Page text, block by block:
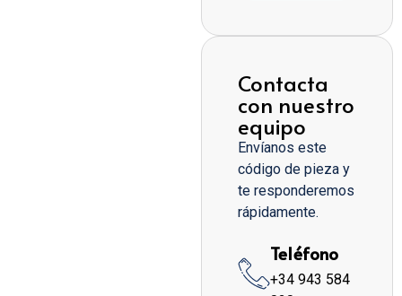
Contacta
con nuestro
equipo
Envíanos este
código de pieza y
te responderemos
rápidamente.
Teléfono
+34 943 584